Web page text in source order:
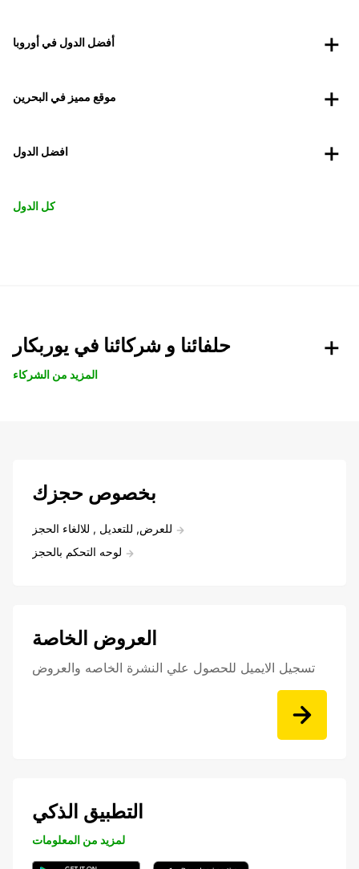
أفضل الدول في أوروبا
موقع مميز في البحرين
افضل الدول
كل الدول
حلفائنا و شركائنا في يوربكار
المزيد من الشركاء
بخصوص حجزك
للعرض, للتعديل , للالغاء الحجز
لوحه التحكم بالحجز
العروض الخاصة
تسجيل الايميل للحصول علي النشرة الخاصه والعروض
التطبيق الذكي
لمزيد من المعلومات